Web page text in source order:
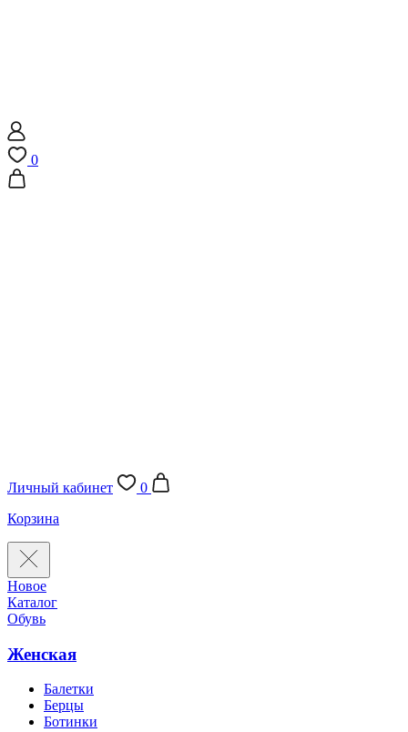
0
Личный кабинет
0
Корзина
Новое
Каталог
Обувь
Женская
Балетки
Берцы
Ботинки